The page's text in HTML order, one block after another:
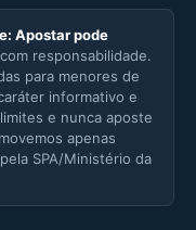
Apostar pode
responsabilidade.
para menores de
informativo e
e nunca aposte
apenas
SPA/Ministério da